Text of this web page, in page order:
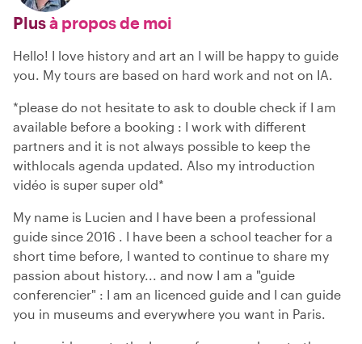
Plusà propos de moi
Hello! I love history and art an I will be happy to guide
you. My tours are based on hard work and not on IA.
*please do not hesitate to ask to double check if I am
available before a booking : I work with different
partners and it is not always possible to keep the
withlocals agenda updated. Also my introduction
vidéo is super super old*
My name is Lucien and I have been a professional
guide since 2016 . I have been a school teacher for a
short time before, I wanted to continue to share my
passion about history... and now I am a "guide
conferencier" : I am an licenced guide and I can guide
you in museums and everywhere you want in Paris.